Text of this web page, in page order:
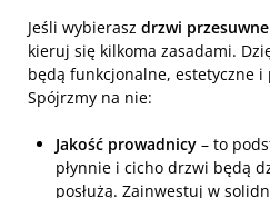
Jeśli wybierasz drzwi
kieruj się kilkoma zasadami.
będą funkcjonalne, estetyczne i
Spójrzmy na nie:
Jakość prowadnicy – to
płynnie i cicho drzwi będą
posłużą. Zainwestuj w